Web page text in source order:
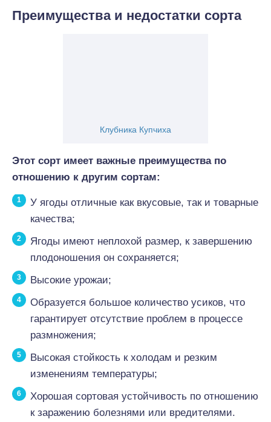
Преимущества и недостатки сорта
Клубника Купчиха
Этот сорт имеет важные преимущества по
отношению к другим сортам:
У ягоды отличные как вкусовые, так и товарные
качества;
Ягоды имеют неплохой размер, к завершению
плодоношения он сохраняется;
Высокие урожаи;
Образуется большое количество усиков, что
гарантирует отсутствие проблем в процессе
размножения;
Высокая стойкость к холодам и резким
изменениям температуры;
Хорошая сортовая устойчивость по отношению
к заражению болезнями или вредителями.